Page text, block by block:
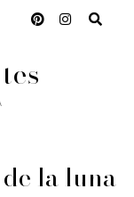
la luna